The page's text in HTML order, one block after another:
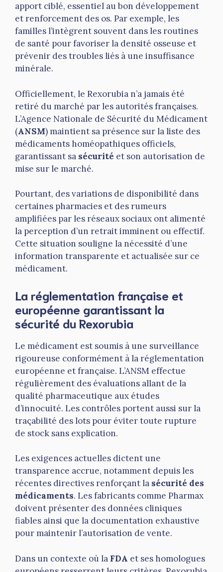
apport ciblé, essentiel au bon développement
et renforcement des os. Par exemple, les
familles l’intègrent souvent dans les routines
de santé pour favoriser la densité osseuse et
prévenir des troubles liés à une insuffisance
minérale.
Officiellement, le Rexorubia n’a jamais été
retiré du marché par les autorités françaises.
L’Agence Nationale de Sécurité du Médicament
(ANSM) maintient sa présence sur la liste des
médicaments homéopathiques officiels,
garantissant sa sécurité et son autorisation de
mise sur le marché.
Pourtant, des variations de disponibilité dans
certaines pharmacies et des rumeurs
amplifiées par les réseaux sociaux ont alimenté
la perception d’un retrait imminent ou effectif.
Cette situation souligne la nécessité d’une
information transparente et actualisée sur ce
médicament.
La réglementation française et
européenne garantissant la
sécurité du Rexorubia
Le médicament est soumis à une surveillance
rigoureuse conformément à la réglementation
européenne et française. L’ANSM effectue
régulièrement des évaluations allant de la
qualité pharmaceutique aux études
d’innocuité. Les contrôles portent aussi sur la
traçabilité des lots pour éviter toute rupture
de stock sans explication.
Les exigences actuelles dictent une
transparence accrue, notamment depuis les
récentes directives renforçant la sécurité des
médicaments. Les fabricants comme Pharmax
doivent présenter des données cliniques
fiables ainsi que la documentation exhaustive
pour maintenir l’autorisation de vente.
Dans un contexte où la FDA et ses homologues